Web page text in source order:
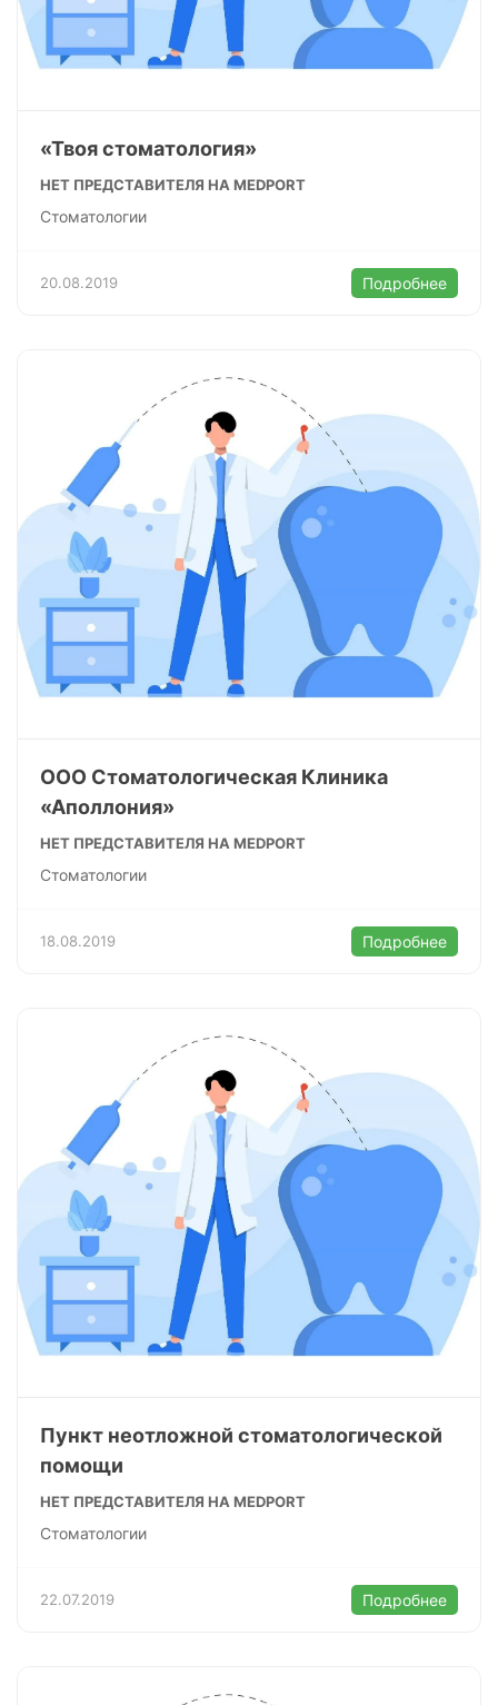
«Твоя стоматология»
НЕТ ПРЕДСТАВИТЕЛЯ НА MEDPORT
Стоматологии
20.08.2019 Подробнее
ООО Стоматологическая Клиника
«Аполлония»
НЕТ ПРЕДСТАВИТЕЛЯ НА MEDPORT
Стоматологии
18.08.2019 Подробнее
Пункт неотложной стоматологической
помощи
НЕТ ПРЕДСТАВИТЕЛЯ НА MEDPORT
Стоматологии
22.07.2019 Подробнее